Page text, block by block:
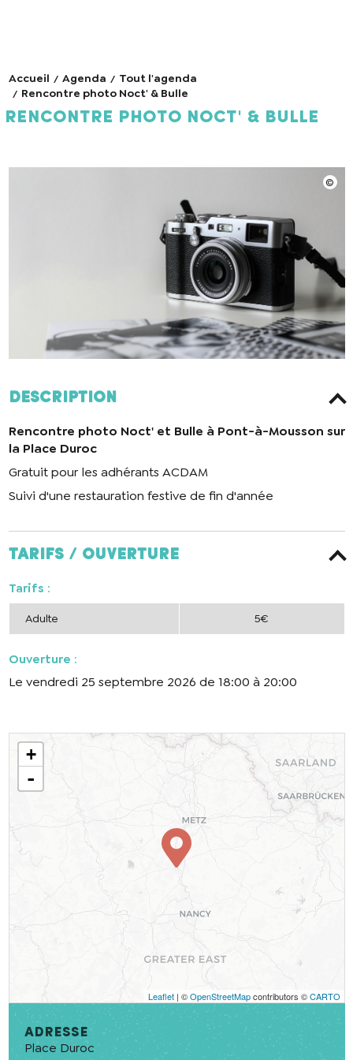
Accueil Agenda
Tout l'agenda
Rencontre photo Noct' & Bulle
Rencontre photo Noct' & Bulle
Description
Rencontre photo Noct' et Bulle à Pont-à-Mousson sur
la Place Duroc
Gratuit pour les adhérants ACDAM
Suivi d'une restauration festive de fin d'année
Tarifs / ouverture
Tarifs :
Adulte 5€
Ouverture :
Le vendredi 25 septembre 2026 de 18:00 à 20:00
+
-
Leaflet| ©OpenStreetMapcontributors ©CARTO
Adresse
Place DurocEn cochant cette case, j’accepte que les